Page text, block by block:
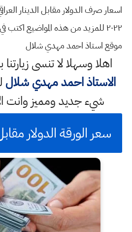
٢٠٢٢ للمزيد من هذه المواضيع
موقع استاذ احمد مهدي شلال
اهلا وسهلالا تنسى
الاستاذ احمد مهدي شلال
شيء جديد ومميز وانت
سعر الورقة الدولار